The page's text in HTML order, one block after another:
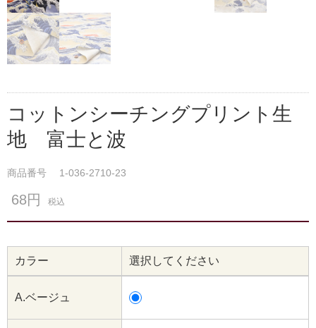
コットンシーチングプリント生
地 富士と波
商品番号 1-036-2710-23
68円 税込
カラー 選択してください
A.ベージュ